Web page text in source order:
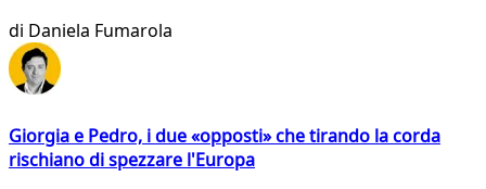
di Daniela Fumarola
Giorgia e Pedro, i due «opposti» che tirando la corda
rischiano di spezzare l'Europa